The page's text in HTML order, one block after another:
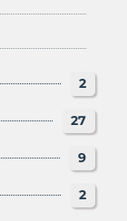
2
27
9
2